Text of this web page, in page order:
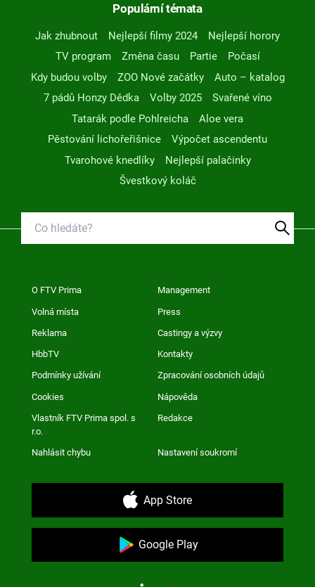
Populární témata
Jak zhubnout Nejlepší filmy 2024
Nejlepší horory
TV program
Změna času Partie
Počasí
Kdy budou volby
ZOO Nové začátky
Auto – katalog
7 pádů Honzy Dědka
Volby 2025
Svařené víno
Tatarák podle Pohlreicha
Aloe vera
Pěstování lichořeřišnice
Výpočet ascendentu
Tvarohové knedlíky
Nejlepší palačinky
Švestkový koláč
O FTV Prima Management
Volná místa Press
Reklama Castingy a výzvy
HbbTV Kontakty
Podmínky užívání Zpracování osobních údajů
Cookies Nápověda
Vlastník FTV Prima spol. s
r.o.
Redakce
Nahlásit chybu Nastavení soukromí
App Store
Google Play